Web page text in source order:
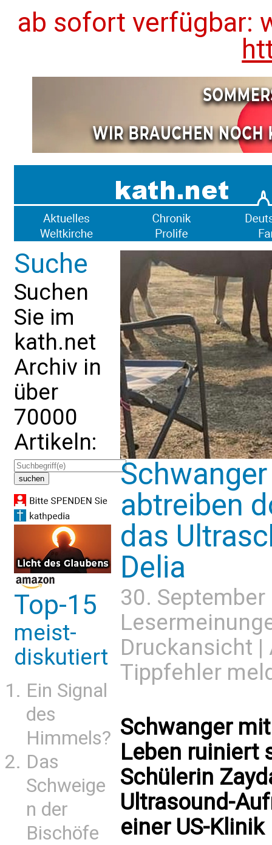
ab sofort verfügbar:
Suche
Suchen
Sie im
kath.net
Archiv in
über
70000
Artikeln:
Top-15
meist-
diskutiert
Ein Signal
des
Himmels?
Das
Schweige
n der
Bischöfe
abtreiben
das
Delia
30.
Druckansicht |
Tippfehler
Schwanger
Leben ruiniert
Schülerin
Ultrasound-
einer US-Klinik